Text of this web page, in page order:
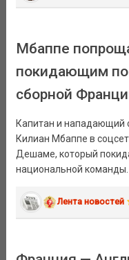
Мбаппе
покидающим
сборной
Капитан и нападающий
Килиан Мбаппе в
Дешаме, который
национальной команды.
Лента новостей